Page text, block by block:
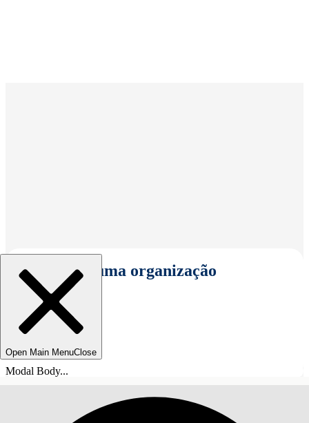
Selecionar uma organização
Open Main MenuClose
Modal Body...